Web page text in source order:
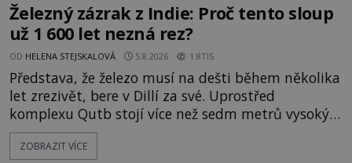
Železný zázrak z Indie: Proč tento sloup
už 1 600 let nezná rez?
OD HELENA STEJSKALOVÁ 5.8.2026 1.8TIS
Představa, že železo musí na dešti během několika
let zrezivět, bere v Dillí za své. Uprostřed
komplexu Qutb stojí více než sedm metrů vysoký
železný sloup, který už přibližně 1 600 let odolává
počasí s jen nepatrnými stopami koroze. Jeho
ZOBRAZIT VÍCE